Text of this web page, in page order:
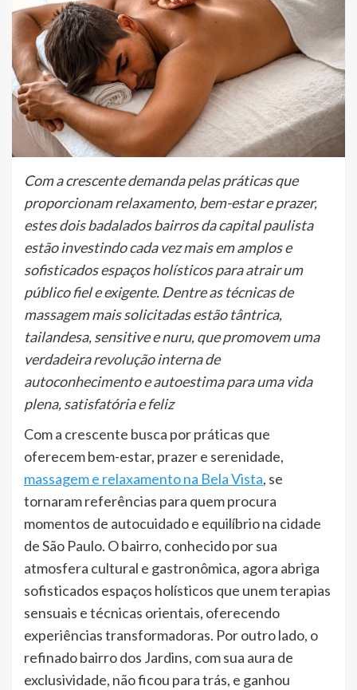
Com a crescente demanda pelas práticas que
proporcionam relaxamento, bem-estar e prazer,
estes dois badalados bairros da capital paulista
estão investindo cada vez mais em amplos e
sofisticados espaços holísticos para atrair um
público fiel e exigente. Dentre as técnicas de
massagem mais solicitadas estão tântrica,
tailandesa, sensitive e nuru, que promovem uma
verdadeira revolução interna de
autoconhecimento e autoestima para uma vida
plena, satisfatória e feliz
Com a crescente busca por práticas que
oferecem bem-estar, prazer e serenidade,
massagem e relaxamento na Bela Vista, se
tornaram referências para quem procura
momentos de autocuidado e equilíbrio na cidade
de São Paulo. O bairro, conhecido por sua
atmosfera cultural e gastronômica, agora abriga
sofisticados espaços holísticos que unem terapias
sensuais e técnicas orientais, oferecendo
experiências transformadoras. Por outro lado, o
refinado bairro dos Jardins, com sua aura de
exclusividade, não ficou para trás, e ganhou